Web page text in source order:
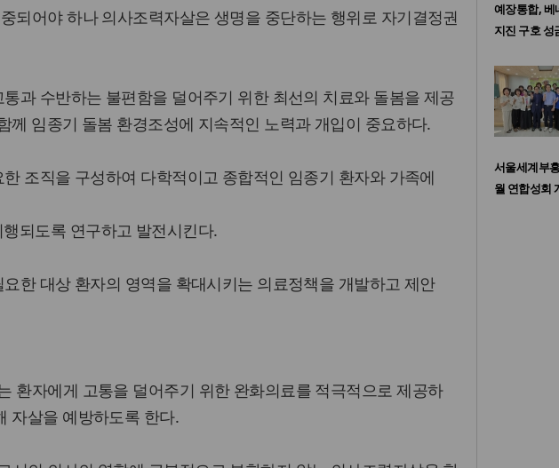
되어야 하나 의사조력자살은 생명을 중단하는 행위로 자기결정권
과 수반하는 불편함을 덜어주기 위한 최선의 치료와 돌봄을 제공
께 임종기 돌봄 환경조성에 지속적인 노력과 개입이 중요하다.
조직을 구성하여 다학적이고 종합적인 임종기 환자와 가족에
되도록 연구하고 발전시킨다.
한 대상 환자의 영역을 확대시키는 의료정책을 개발하고 제안
환자에게 고통을 덜어주기 위한 완화의료를 적극적으로 제공하
자살을 예방하도록 한다.
예장통합, 베
지진 구호
서울세계부
월 연합성회